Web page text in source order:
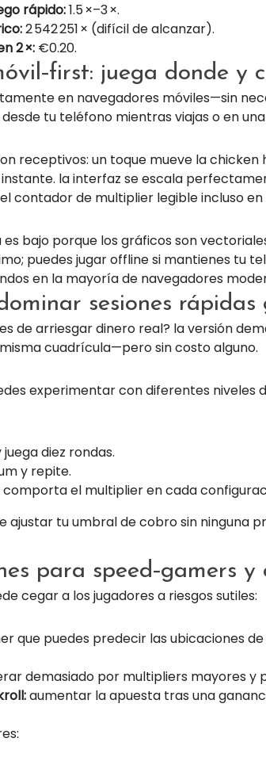
rápido:1.5 ×–3 ×.
2 542 251 × (difícil de alcanzar).
2 ×: €0.20.
juega donde y
en navegadores móviles—sin
tu teléfono mientras viajas o en
receptivos: un toque mueve la
la interfaz se escala
contador de multiplier legible incluso
bajo porque los gráficos son
puedes jugar offline si mantienes tu
en la mayoría de navegadores
sesiones rápidas
de arriesgar dinero real? la versión
cuadrícula—pero sin costo alguno.
experimentar con diferentes niveles
diez rondas.
y repite.
el multiplier en cada
tu umbral de cobro sin ninguna
para speed‑gamers
cegar a los jugadores a riesgos sutiles:
que puedes predecir las ubicaciones
demasiado por multipliers mayores y
aumentar la apuesta tras una